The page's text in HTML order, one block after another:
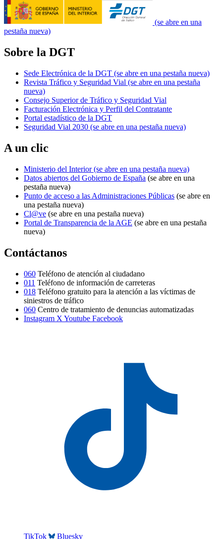
(se abre en una
pestaña nueva)
Sobre la DGT
Sede Electrónica de la DGT (se abre en una pestaña nueva)
Revista Tráfico y Seguridad Vial (se abre en una pestaña
nueva)
Consejo Superior de Tráfico y Seguridad Vial
Facturación Electrónica y Perfil del Contratante
Portal estadístico de la DGT
Seguridad Vial 2030 (se abre en una pestaña nueva)
A un clic
Ministerio del Interior(se abre en una pestaña nueva)
Datos abiertos del Gobierno de España (se abre en una
pestaña nueva)
Punto de acceso a las Administraciones Públicas (se abre en
una pestaña nueva)
Cl@ve (se abre en una pestaña nueva)
Portal de Transparencia de la AGE (se abre en una pestaña
nueva)
Contáctanos
060 Teléfono de atención al ciudadano
011 Teléfono de información de carreteras
018 Teléfono gratuito para la atención a las víctimas de
siniestros de tráfico
060 Centro de tratamiento de denuncias automatizadas
Instagram X Youtube Facebook
TikTok Bluesky